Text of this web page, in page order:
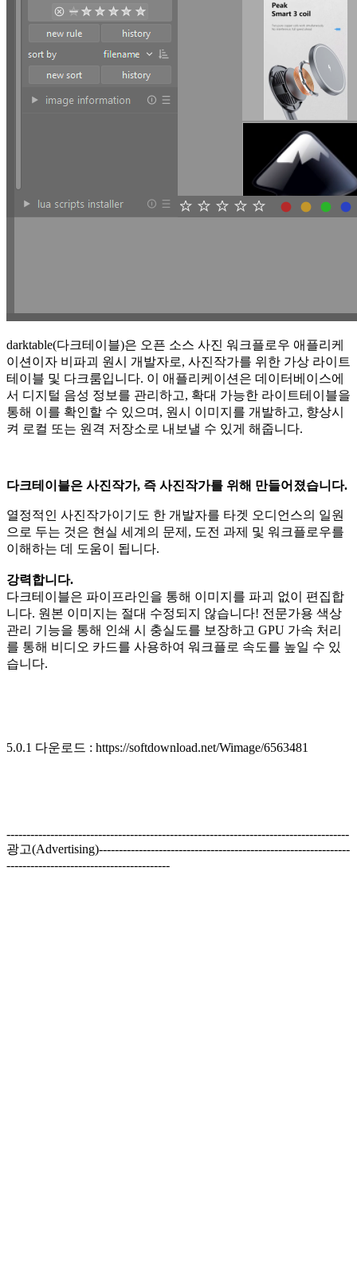
darktable(다크테이블)은 오픈 소스 사진 워크플로우 애플리케
이션이자 비파괴 원시 개발자로, 사진작가를 위한 가상 라이트
테이블 및 다크룸입니다. 이 애플리케이션은 데이터베이스에
서 디지털 음성 정보를 관리하고, 확대 가능한 라이트테이블을
통해 이를 확인할 수 있으며, 원시 이미지를 개발하고, 향상시
켜 로컬 또는 원격 저장소로 내보낼 수 있게 해줍니다.
다크테이블은 사진작가, 즉 사진작가를 위해 만들어졌습니다.
열정적인 사진작가이기도 한 개발자를 타겟 오디언스의 일원
으로 두는 것은 현실 세계의 문제, 도전 과제 및 워크플로우를
이해하는 데 도움이 됩니다.
강력합니다.
다크테이블은 파이프라인을 통해 이미지를 파괴 없이 편집합
니다. 원본 이미지는 절대 수정되지 않습니다! 전문가용 색상
관리 기능을 통해 인쇄 시 충실도를 보장하고 GPU 가속 처리
를 통해 비디오 카드를 사용하여 워크플로 속도를 높일 수 있
습니다.
5.0.1 다운로드 : https://softdownload.net/Wimage/6563481
--------------------------------------------------------------------------------------
광고(Advertising)---------------------------------------------------------------
-----------------------------------------